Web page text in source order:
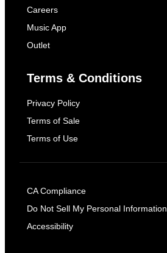
Careers
Music App
Outlet
Terms & Conditions
Privacy Policy
Terms of Sale
Terms of Use
CA Compliance
Do Not Sell My Personal Information
Accessibility